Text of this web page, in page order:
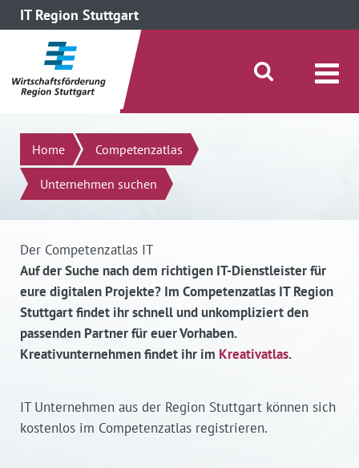
IT Region Stuttgart
direkt zum Inhalt dieser Seite
direkt zum Menü springen
Suche öffnen/schließen
Suchen
Home Competenzatlas
Unternehmen suchen
Der Competenzatlas IT
Auf der Suche nach dem richtigen IT-Dienstleister für
eure digitalen Projekte? Im Competenzatlas IT Region
Stuttgart findet ihr schnell und unkompliziert den
passenden Partner für euer Vorhaben.
Kreativunternehmen findet ihr im Kreativatlas.
IT Unternehmen aus der Region Stuttgart können sich
kostenlos im Competenzatlas registrieren.